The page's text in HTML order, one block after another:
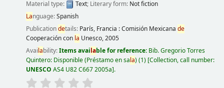
Material type: Text; Literary form: Not fiction
Language:Spanish
Publicationdetails: París, Francia :Comisión Mexicana de
Cooperación con la Unesco,2005
Availability:Items available for reference: Bib. Gregorio Torres
Quintero: Disponible (Préstamo en sala)(1) Collection, call number:
UNESCO AS4 U82 C667 2005a .